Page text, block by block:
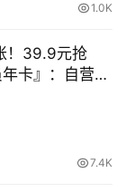
1.0K
！39.9元抢
卡』：自营商
7.4K